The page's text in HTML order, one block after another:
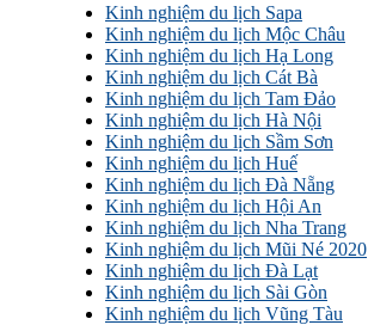
Kinh nghiệm du lịch Sapa
Kinh nghiệm du lịch Mộc Châu
Kinh nghiệm du lịch Hạ Long
Kinh nghiệm du lịch Cát Bà
Kinh nghiệm du lịch Tam Đảo
Kinh nghiệm du lịch Hà Nội
Kinh nghiệm du lịch Sầm Sơn
Kinh nghiệm du lịch Huế
Kinh nghiệm du lịch Đà Nẵng
Kinh nghiệm du lịch Hội An
Kinh nghiệm du lịch Nha Trang
Kinh nghiệm du lịch Mũi Né 2020
Kinh nghiệm du lịch Đà Lạt
Kinh nghiệm du lịch Sài Gòn
Kinh nghiệm du lịch Vũng Tàu